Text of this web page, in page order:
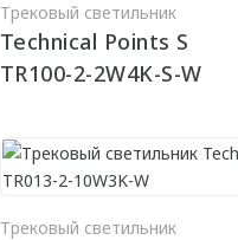
Трековый светильник
Technical Points S
TR100-2-2W4K-S-W
Трековый светильник